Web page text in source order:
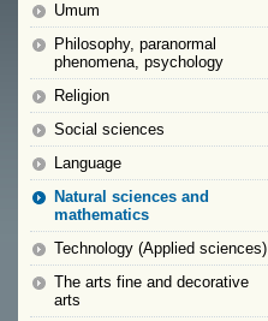
Umum
Philosophy, paranormal
phenomena, psychology
Religion
Social sciences
Language
Natural sciences and
mathematics
Technology (Applied sciences)
The arts fine and decorative
arts